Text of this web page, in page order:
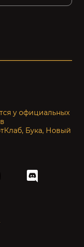
у официальных
Бука, Новый